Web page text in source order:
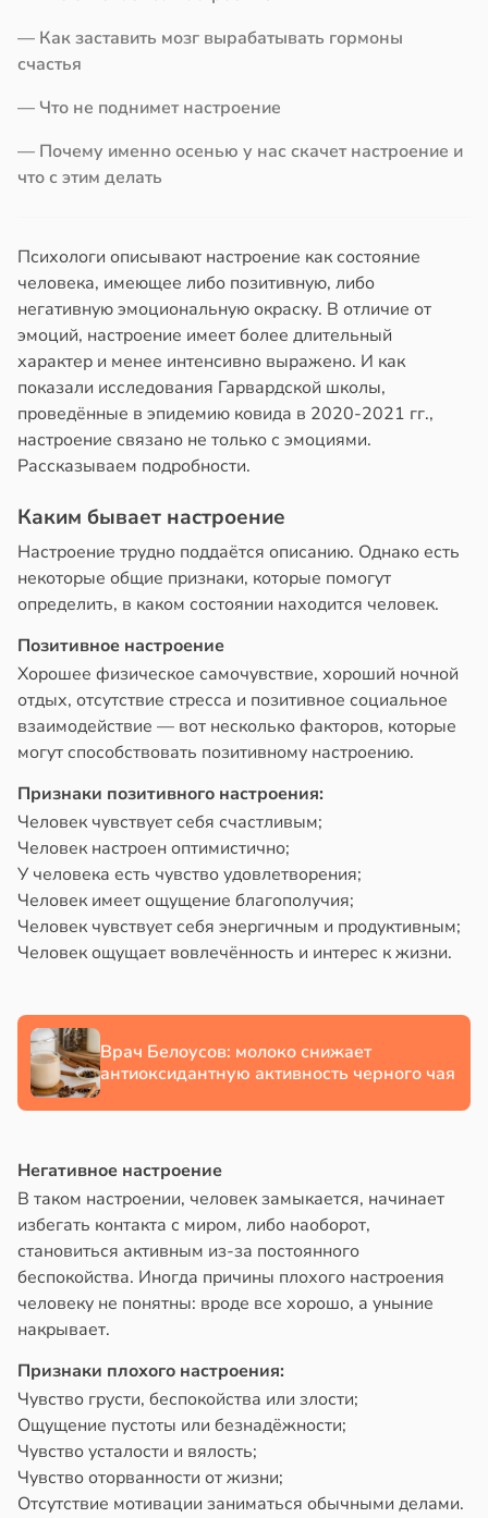
в19:27
в17:21
— Как заставить мозг вырабатывать гормоны
счастья
— Что не поднимет настроение
— Почему именно осенью у нас скачет настроение и
что с этим делать
Психологи описывают настроение как состояние
человека, имеющее либо позитивную, либо
негативную эмоциональную окраску. В отличие от
эмоций, настроение имеет более длительный
характер и менее интенсивно выражено. И как
показали исследования Гарвардской школы,
проведённые в эпидемию ковида в 2020-2021 гг.,
настроение связано не только с эмоциями.
Рассказываем подробности.
Каким бывает настроение
Настроение трудно поддаётся описанию. Однако есть
некоторые общие признаки, которые помогут
определить, в каком состоянии находится человек.
Позитивное настроение
Хорошее физическое самочувствие, хороший ночной
отдых, отсутствие стресса и позитивное социальное
взаимодействие — вот несколько факторов, которые
могут способствовать позитивному настроению.
Признаки позитивного настроения:
Человек чувствует себя счастливым;
Человек настроен оптимистично;
У человека есть чувство удовлетворения;
Человек имеет ощущение благополучия;
Человек чувствует себя энергичным и продуктивным;
Человек ощущает вовлечённость и интерес к жизни.
Врач Белоусов: молоко снижает
антиоксидантную активность черного чая
Негативное настроение
В таком настроении, человек замыкается, начинает
избегать контакта с миром, либо наоборот,
становиться активным из-за постоянного
беспокойства. Иногда причины плохого настроения
человеку не понятны: вроде все хорошо, а уныние
накрывает.
Признаки плохого настроения:
Чувство грусти, беспокойства или злости;
Ощущение пустоты или безнадёжности;
Чувство усталости и вялость;
Чувство оторванности от жизни;
Отсутствие мотивации заниматься обычными делами.